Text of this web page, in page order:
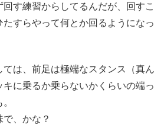
す練習からしてるんだが、回すこ
たすらやって何とか回るようになっ
は、前足は極端なスタンス（真ん
に乗るか乗らないかくらいの端っ
、かな？